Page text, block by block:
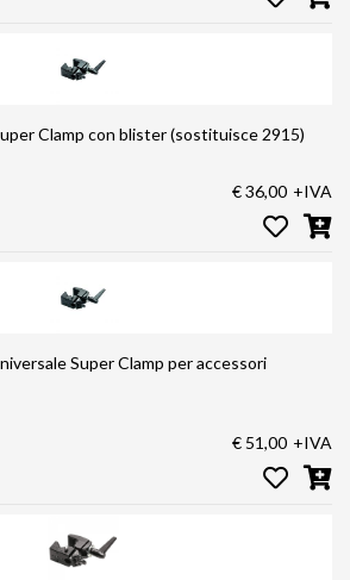
Clamp con blister (sostituisce 2915)
€ 36,00 +IVA
Super Clamp per accessori
€ 51,00 +IVA